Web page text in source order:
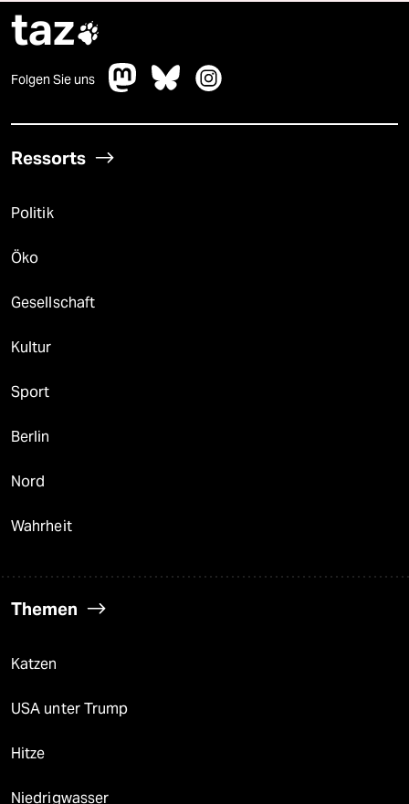
taz
Folgen Sie uns
Ressorts
Politik
Öko
Gesellschaft
Kultur
Sport
Berlin
Nord
Wahrheit
Themen
Katzen
USA unter Trump
Hitze
Niedrigwasser